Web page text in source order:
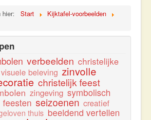
hier: Start
Kijktafel-voorbeelden
verbeelden christelijke
visuele beleving zinvolle
christelijk feest
zingeving symbolisch
feesten seizoenen creatief
thuis beeldend vertellen